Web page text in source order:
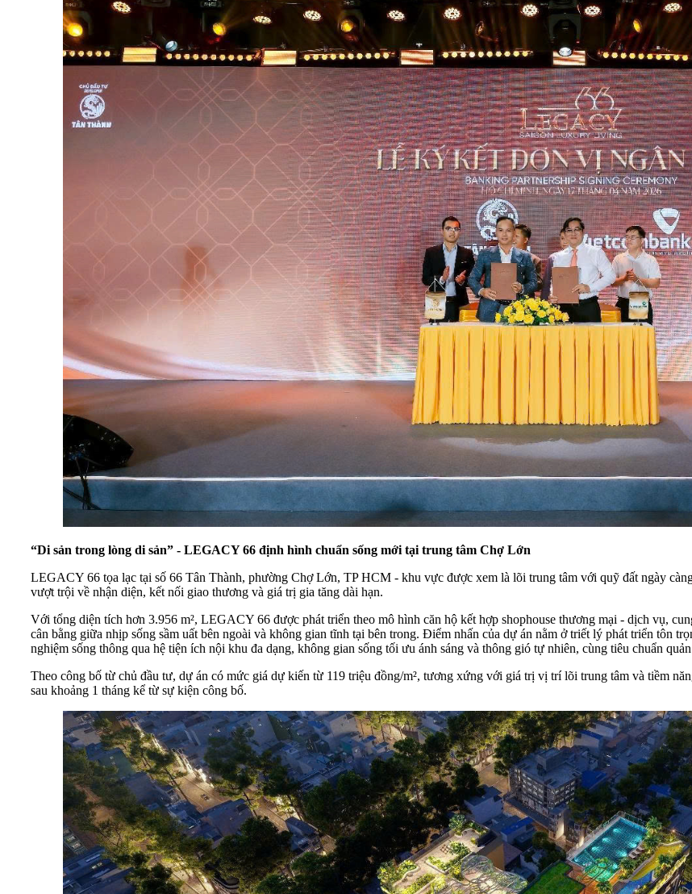
“Di sản trong lòng di sản” - LEGACY 66 định hình chuẩn sống mới tại trung tâm Chợ Lớn
LEGACY 66 tọa lạc tại số 66 Tân Thành, phường Chợ Lớn, TP HCM - khu vực được xem là lõi trung tâm với quỹ đất ngày
vượt trội về nhận diện, kết nối giao thương và giá trị gia tăng dài hạn.
Với tổng diện tích hơn 3.956 m², LEGACY 66 được phát triển theo mô hình căn hộ kết hợp shophouse thương mại - dịch vụ,
cân bằng giữa nhịp sống sầm uất bên ngoài và không gian tĩnh tại bên trong. Điểm nhấn của dự án nằm ở triết lý phát triển tôn
nghiệm sống thông qua hệ tiện ích nội khu đa dạng, không gian sống tối ưu ánh sáng và thông gió tự nhiên, cùng tiêu chuẩn
Theo công bố từ chủ đầu tư, dự án có mức giá dự kiến từ 119 triệu đồng/m², tương xứng với giá trị vị trí lõi trung tâm và tiềm
sau khoảng 1 tháng kể từ sự kiện công bố.